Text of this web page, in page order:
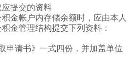
提交的资料
金帐户内存储余额时，应由本人
金管理结构提交下列资料：
申请书》一式四份，并加盖单位